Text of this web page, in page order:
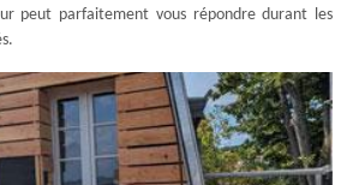
peut parfaitement vous répondre durant les